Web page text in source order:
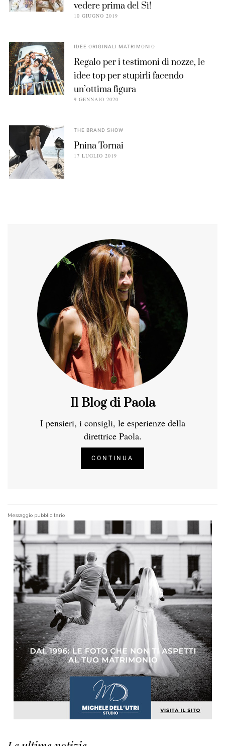
vedere prima del Sì!
10 GIUGNO 2019
IDEE ORIGINALI MATRIMONIO
Regalo per i testimoni di nozze, le
idee top per stupirli facendo
un’ottima figura
9 GENNAIO 2020
THE BRAND SHOW
Pnina Tornai
17 LUGLIO 2019
Il Blog di Paola
I pensieri, i consigli, le esperienze della
direttrice Paola.
CONTINUA
Messaggio pubblicitario